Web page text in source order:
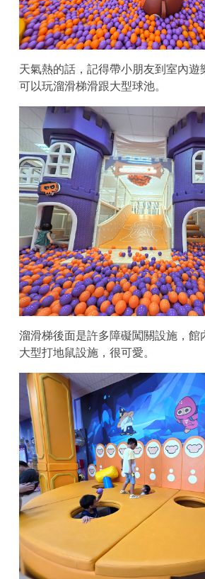
天氣熱的話，記得帶小朋友到室內遊
可以玩溜滑梯滑跟大型球池。
溜滑梯後面是許多障礙闖關設施，館
大型打地鼠設施，很可愛。